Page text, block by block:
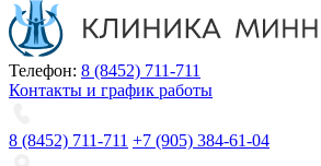
Телефон: 8 (8452) 711-711
Контакты и график работы
8 (8452) 711-711 +7 (905) 384-61-04